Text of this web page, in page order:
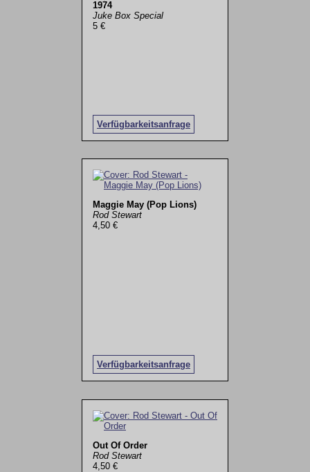
1974
Juke Box Special
5 €
Verfügbarkeitsanfrage
Maggie May (Pop Lions)
Rod Stewart
4,50 €
Verfügbarkeitsanfrage
Out Of Order
Rod Stewart
4,50 €